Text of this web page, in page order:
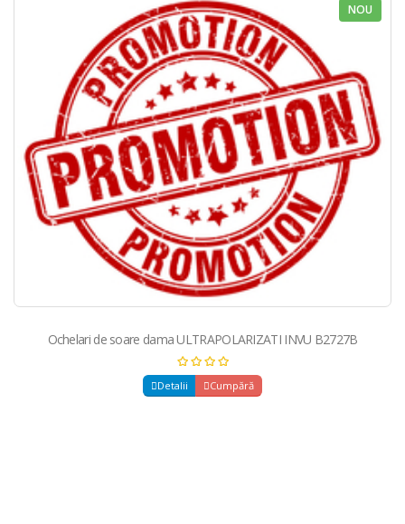
NOU
Ochelari de soare dama ULTRAPOLARIZATI INVU B2727B
Detalii Cumpără